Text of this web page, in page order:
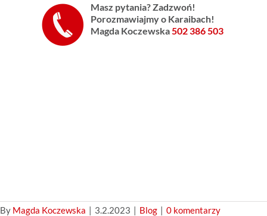
Masz pytania? Zadzwoń!
Porozmawiajmy o Karaibach!
Magda Koczewska 502 386 503
By Magda Koczewska | 3.2.2023 | Blog | 0 komentarzy